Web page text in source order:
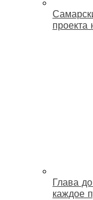
Глава
каждое